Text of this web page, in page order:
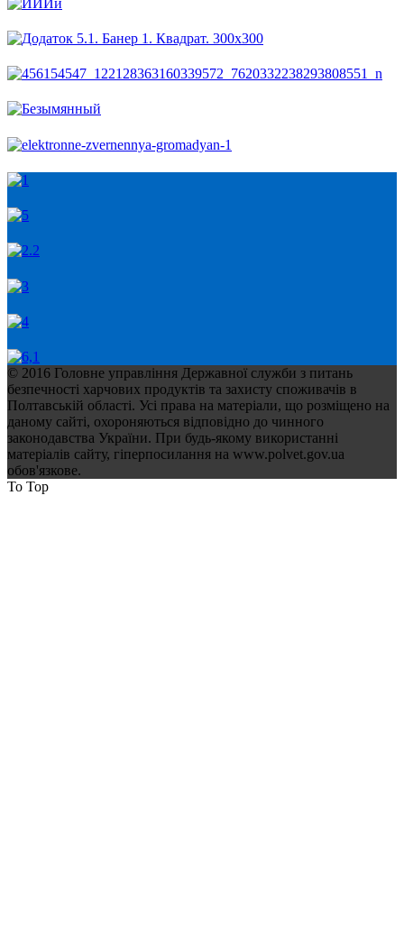
© 2016 Головне управління Державної служби з питань
безпечності харчових продуктів та захисту споживачів в
Полтавській області. Усі права на матеріали, що розміщено на
даному сайті, охороняються відповідно до чинного
законодавства України. При будь-якому використанні
матеріалів сайту, гіперпосилання на www.polvet.gov.ua
обов'язкове.
To Top